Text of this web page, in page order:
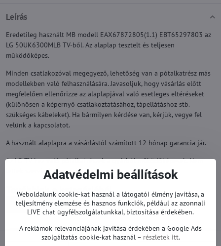
Leírás
Eredetileg használt MB modell EAX67872805(1.1) EBT65297803 az
LG 50UK6300MLB TV-ből. Az alaplap tesztelt és teljesen
működőképes.
Minden csatlakozóval megegyező, lehetőség van a pótalkatrész más
modellekben való felhasználására. Javasoljuk, hogy vásárlás előtt
megfelelően ellenőrizze az alaplapjával való esetleges eltéréseket
(különösen a képernyő csatlakoztatásához, tápellátáshoz stb.
szükséges kábeleket). Ha bármilyen kérdése van, kérjük, vegye fel
velünk a kapcsolatot.
A használt alaplapra a vásárlástól számított 12 hónap garancia jár.
Az LG TV-hez való pótalkatrészek a gyárból működőképesek. Nem
lettek szervizelve vagy javítva.
Továbbiak a kategóriából
Pótalkatrészek | LG TV Alaplapok | LG TV
Adatvédelmi beállítások
Weboldalunk cookie-kat használ a látogatói élmény javítása, a
teljesítmény elemzése és hasznos funkciók, például az azonnali
LIVE chat ügyfélszolgálatunkkal, biztosítása érdekében.
A reklámok relevanciájának javítása érdekében a Google Ads
szolgáltatás cookie-kat használ – részletek itt.